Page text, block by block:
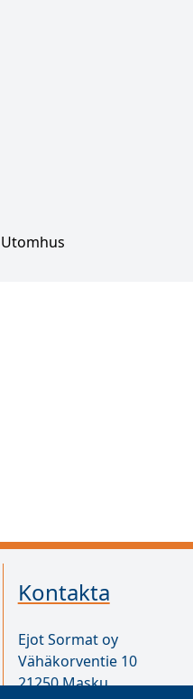
Kontakta
Ejot Sormat oy
Vähäkorventie 10
21250 Masku